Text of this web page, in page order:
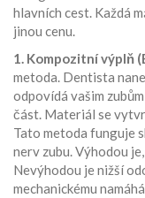
hlavních cest. Každá
jinou cenu.
1. Kompozitní výplň
metoda. Dentista
odpovídá vašim
část. Materiál se
Tato metoda funguje
nerv zubu. Výhodou
Nevýhodou je nižší
mechanickému